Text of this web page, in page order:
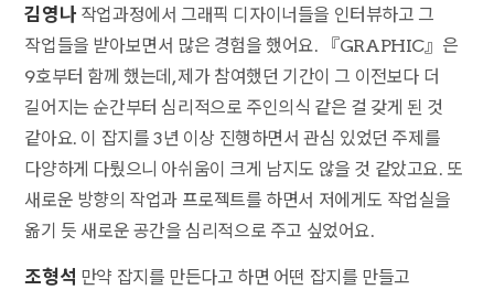
김영나 작업과정에서 그래픽 디자이너들을 인터뷰하고 그
작업들을 받아보면서 많은 경험을 했어요. 『GRAPHIC』은
9호부터 함께 했는데, 제가 참여했던 기간이 그 이전보다 더
길어지는 순간부터 심리적으로 주인의식 같은 걸 갖게 된 것
같아요. 이 잡지를 3년 이상 진행하면서 관심 있었던 주제를
다양하게 다뤘으니 아쉬움이 크게 남지도 않을 것 같았고요. 또
새로운 방향의 작업과 프로젝트를 하면서 저에게도 작업실을
옮기 듯 새로운 공간을 심리적으로 주고 싶었어요.
조형석 만약 잡지를 만든다고 하면 어떤 잡지를 만들고